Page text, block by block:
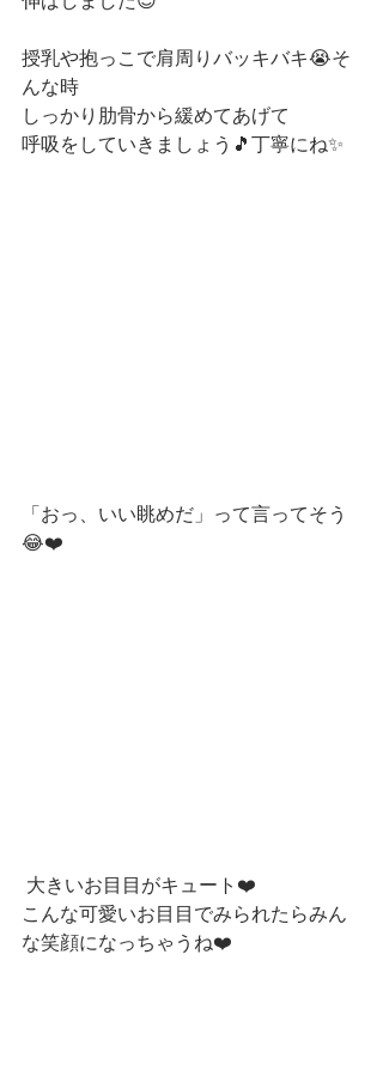
授乳や抱っこで肩周りバッキバキ😭そ
んな時
しっかり肋骨から緩めてあげて
呼吸をしていきましょう🎵丁寧にね✨
「おっ、いい眺めだ」って言ってそう
😂❤️
大きいお目目がキュート❤️
こんな可愛いお目目でみられたらみん
な笑顔になっちゃうね❤️